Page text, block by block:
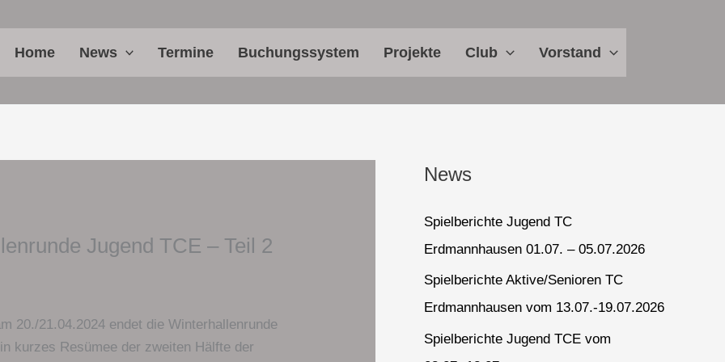
Home News Termine Buchungssystem Projekte Club Vorstand
Jugend TCE – Teil 2
20./21.04.2024 endet die Winterhallenrunde
kurzes Resümee der zweiten Hälfte der
News
Spielberichte Jugend TC
Erdmannhausen 01.07. – 05.07.2026
Spielberichte Aktive/Senioren TC
Erdmannhausen vom 13.07.-19.07.2026
Spielberichte Jugend TCE vom